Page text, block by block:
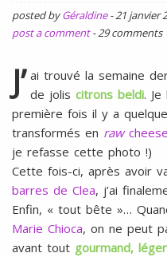
SOJA,
SANS
posted byGéraldine -21 janvier
post a comment -29 comments
J’ ai trouvé la semaine
de jolis citrons beldi.
première fois il y a
transformés en raw
je refasse cette photo !)
Cette fois-ci, après avoir
barres de Clea, j’ai
Enfin, « tout bête »…
Marie Chioca, on ne peut
avant tout gourmand,